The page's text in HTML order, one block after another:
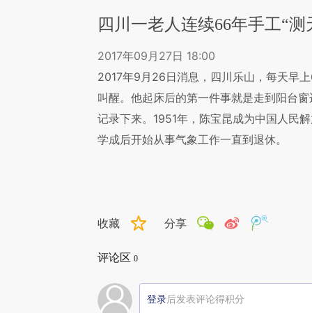
四川一老人连续66年手工“
2017年09月27日 18:00
2017年9月26日消息，四川乐山，每天早
叫醒。他起床后的第一件事就是走到阳台
记录下来。1951年，陈宝昆成为中国人民
学成后开始从事气象工作一直到退休。
收藏 分享
评论区 0
登录后发表评论得积分